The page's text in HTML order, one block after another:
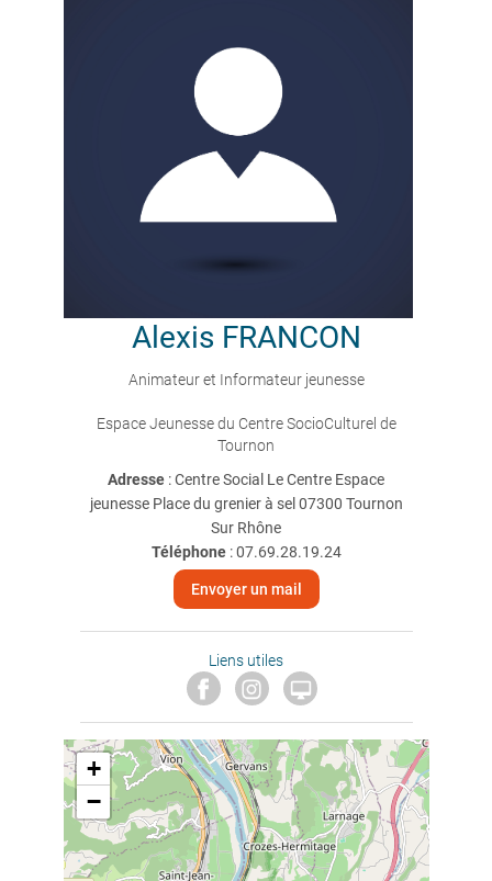
Alexis FRANCON
Animateur et Informateur jeunesse
Espace Jeunesse du Centre SocioCulturel de
Tournon
Adresse : Centre Social Le Centre Espace
jeunesse Place du grenier à sel 07300 Tournon
Sur Rhône
Téléphone:07.69.28.19.24
Envoyer un mail
Liens utiles

+
−